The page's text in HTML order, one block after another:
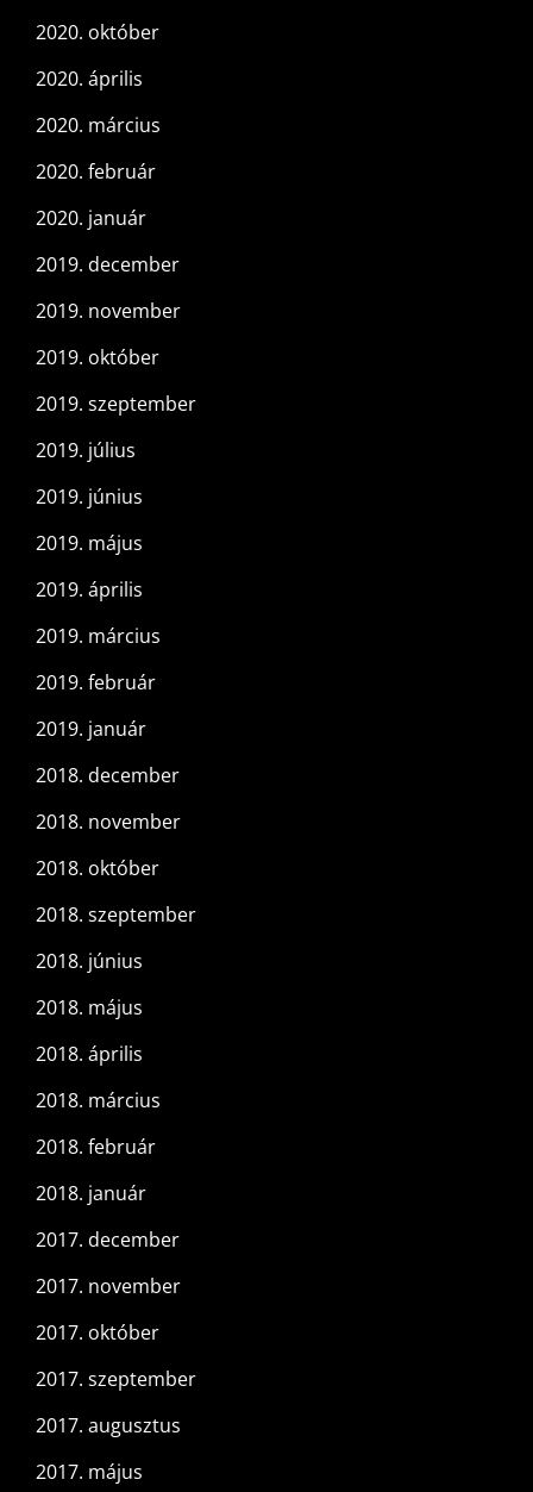
2020. október
2020. április
2020. március
2020. február
2020. január
2019. december
2019. november
2019. október
2019. szeptember
2019. július
2019. június
2019. május
2019. április
2019. március
2019. február
2019. január
2018. december
2018. november
2018. október
2018. szeptember
2018. június
2018. május
2018. április
2018. március
2018. február
2018. január
2017. december
2017. november
2017. október
2017. szeptember
2017. augusztus
2017. május